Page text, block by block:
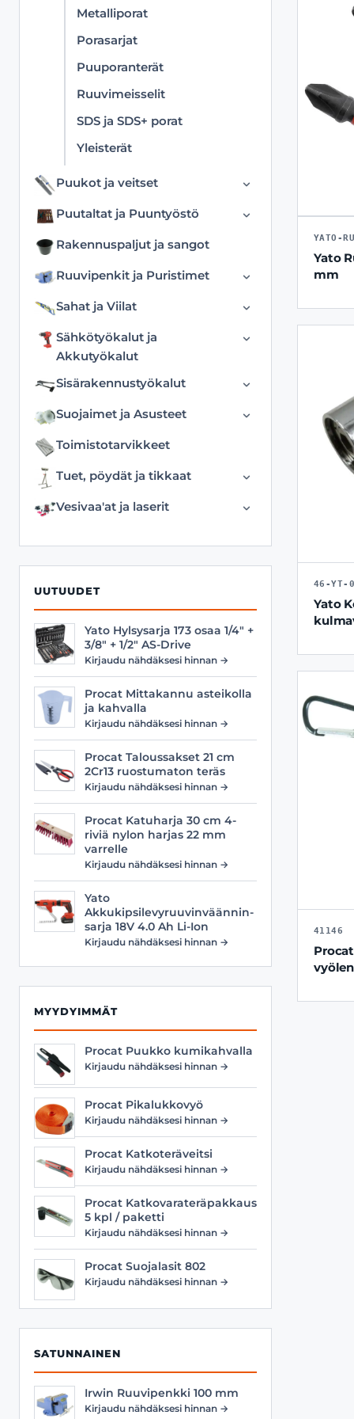
Metalliporat
Porasarjat
Puuporanterät
Ruuvimeisselit
SDS ja SDS+ porat
Yleisterät
Puukot ja veitset
Erikoisveitset
Puukot
Varaterät
Puutaltat ja Puuntyöstö
Aihiot ja Materiaalit
vuolupuukot
Merkkausveitset ja piirtimet
Sorvitaltat
Taltat
Talttakotelot ja puutelineet
Teroituskivet ja
teroitustarvikkeet
Rakennuspaljut ja sangot
Ruuvipenkit ja Puristimet
Puristimet
Sahat ja Viilat
Käsisahat
Katkaisulaikat
Muut
Pistosahanterät
Puukkosahanterät
Rautasahat
Sahanterät
Timanttireikäsahat
Varaterät
Viilat
Sähkötyökalut ja
Akkutyökalut
Akkukäyttöiset Puutarha
Kuivaimet ja lämmittimet
Leikkurit
Nostolaitteet
Porakoneet
Sisärakennustyökalut
Kipsihöylät
Lattian- ja
levynasennustarvikkeet
Suojaimet ja Asusteet
Hanskat
Polvisuojaimet
Sarjat
Tilasuojaimet
Turvalaitteet
Työasusteet
Vyöt
Toimistotarvikkeet
Tuet, pöydät ja tikkaat
Asennustuet
Vesivaa'at ja laserit
UUTUUDET
Yato Hylsysarja 173 osaa 1/4" +
3/8" + 1/2" AS-Drive
Kirjaudu nähdäksesi hinnan →
Procat Mittakannu asteikolla
ja kahvalla
Kirjaudu nähdäksesi hinnan →
Procat Taloussakset 21 cm
2Cr13 ruostumaton teräs
Kirjaudu nähdäksesi hinnan →
Procat Katuharja 30 cm 4-
riviä nylon harjas 22 mm
varrelle
Kirjaudu nähdäksesi hinnan →
Yato
Akkukipsilevyruuvinväännin-
sarja 18V 4.0 Ah Li-Ion
Kirjaudu nähdäksesi hinnan →
MYYDYIMMÄT
Procat Puukko kumikahvalla
Kirjaudu nähdäksesi hinnan →
Procat Pikalukkovyö
Kirjaudu nähdäksesi hinnan →
Procat Katkoteräveitsi
Kirjaudu nähdäksesi hinnan →
Procat Katkovarateräpakkaus
5 kpl / paketti
Kirjaudu nähdäksesi hinnan →
Procat Suojalasit 802
Kirjaudu nähdäksesi hinnan →
SATUNNAINEN
Irwin Ruuvipenkki 100 mm
Kirjaudu nähdäksesi hinnan →
YATO-
Yato
mm
46-YT-
Yato
41146